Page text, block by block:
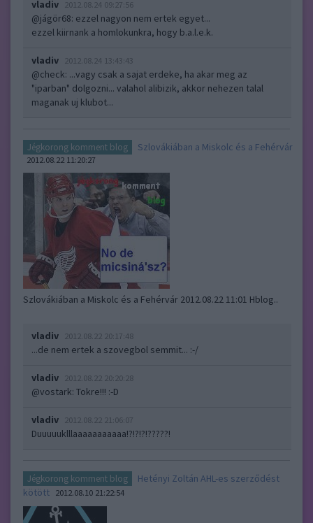
vladiv 2012.08.24 09:27:56
@jágör68: ezzel nagyon nem ertek egyet...
ezzel kiirnank a homlokunkra, hogy b.a.l.e.k.
vladiv 2012.08.24 13:43:43
@check: ...vagy csak a sajat erdeke, ha akar meg az
"iparban" dolgozni... valahol alibizik, akkor nehezen talal
maganak uj klubot...
Jégkorong komment blog Szlovákiában a Miskolc és a Fehérvár
2012.08.22 11:20:27
Szlovákiában a Miskolc és a Fehérvár 2012.08.22 11:01 Hblog..
vladiv 2012.08.22 20:17:48
...de nem ertek a szovegbol semmit... :-/
vladiv 2012.08.22 20:20:28
@vostark: Tokre!!! :-D
vladiv 2012.08.22 21:06:07
Duuuuuklllaaaaaaaaaaa!?!?!?!?????!
Jégkorong komment blog
Hetényi Zoltán AHL-es szerződést
kötött 2012.08.10 21:22:54